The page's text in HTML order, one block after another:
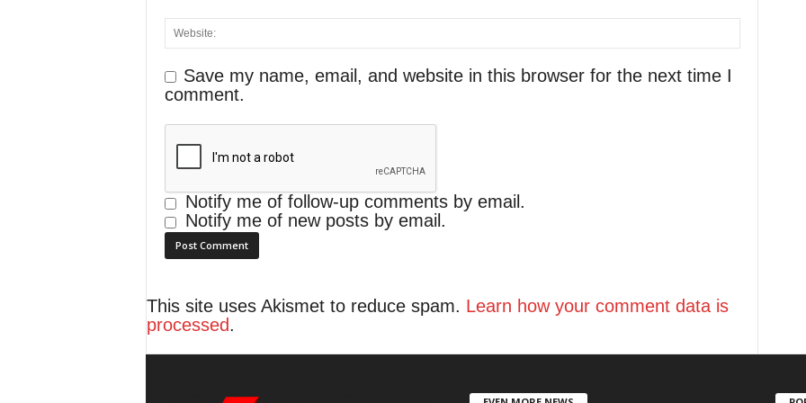
Save my name, email, and website in this browser for the next time I
comment.
Notify me of follow-up comments by email.
Notify me of new posts by email.
This site uses Akismet to reduce spam. Learn how your comment data is
processed.